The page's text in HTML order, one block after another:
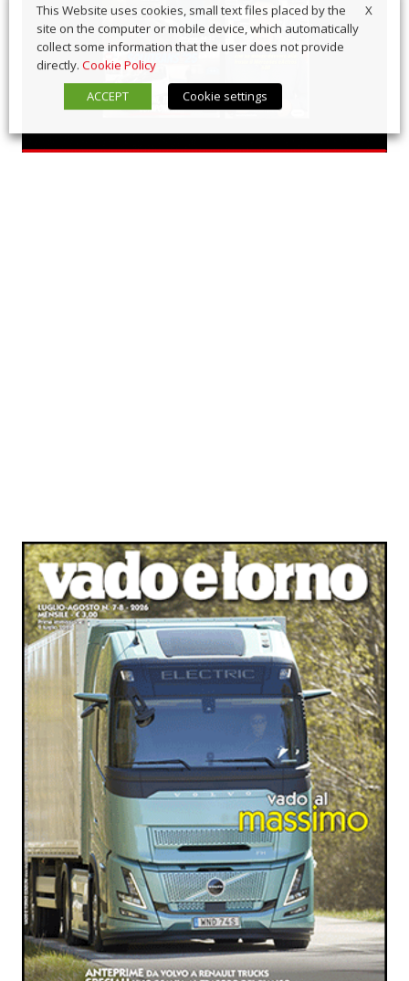
X
This Website uses cookies, small text files placed by the
site on the computer or mobile device, which automatically
collect some information that the user does not provide
directly. Cookie Policy
ACCEPT
Cookie settings